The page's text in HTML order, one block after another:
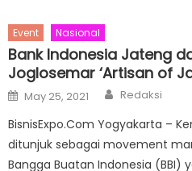
Event Nasional
Bank Indonesia Jateng
Joglosemar ‘Artisan of
Posted
on
May 25, 2021 Author
Redaksi
BisnisExpo.Com Yogyakarta –
ditunjuk sebagai movement
Bangga Buatan Indonesia